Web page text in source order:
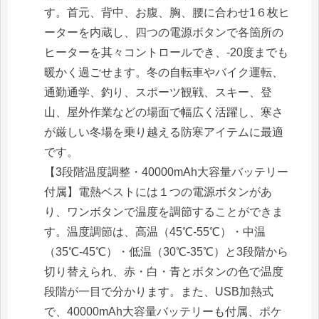
す。首元、背中、お腹、胸、腰に合わせ1６枚ヒ
ーターを内蔵し、四つの電源ボタンで各箇所の
ヒーターを其々コントロールでき、-20度までも
暖かく過ごせます。冬の自転車やバイク運転、
通勤通学、釣り、スポーツ観戦、スキー、登
山、屋外作業などの場面で幅広く活躍し、寒さ
が厳しい冬場を乗り越える防寒アイテムに最適
です。
【3段階温度調整・40000mAh大容量バッテリー
付属】電熱ベストには１つの電源ボタンがあ
り、ワンボタンで温度を調節することができま
す。温度調節は、高温（45℃-55℃）・中温
（35℃-45℃）・低温（30℃-35℃）と3段階から
切り替えられ、赤・白・青とボタンの色で温度
段階が一目で分かります。また、USB加熱式
で、40000mAh大容量バッテリーも付属、ポケ